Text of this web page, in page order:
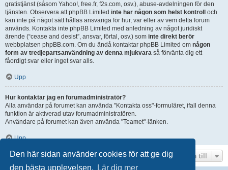
Den här sidan använder cookies för att ge dig
den bästa upplevelsen.
Lär dig mer
gratistjänst (såsom Yahoo!, free.fr, f2s.com, osv.), abuse-avdelningen för den
tjänsten. Observera att phpBB Limited inte har någon som helst kontroll
och
kan inte på något sätt hållas ansvariga för hur, var eller av vem detta forum
används. Kontakta inte phpBB Limited med anledning av något juridiskt
ärende (“cease and desist”, ansvar, förtal, osv.) som inte direkt berör
webbplatsen phpBB.com. Om du ändå kontaktar phpBB Limited om någon
form av tredjepartsanvändning av denna mjukvara så förvänta dig ett
fåordigt svar eller inget svar alls.
Upp
Hur kontaktar jag en forumadministratör?
Alla användar på forumet kan använda "Kontakta oss"-formuläret, ifall denna
funktion är aktiverad utav forumadministratören.
Användare på forumet kan även använda "Teamet"-länken.
Upp
Hoppa till